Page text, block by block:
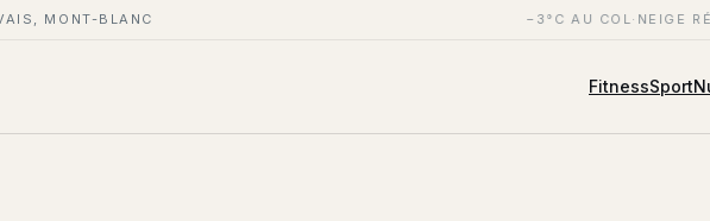
MONT-BLANC −3°C AU COL ·NEIGE
FitnessSport